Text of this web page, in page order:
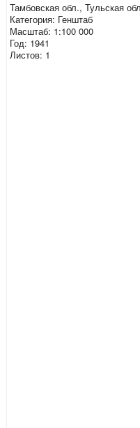
Тамбовская обл., Тульская
Категория: Генштаб
Масштаб: 1:100 000
Год: 1941
Листов: 1